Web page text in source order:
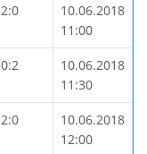
2:0
10.06.2018
11:00
0:2
10.06.2018
11:30
2:0
10.06.2018
12:00